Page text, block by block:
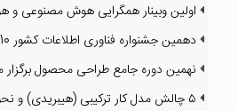
اولین وبینار همگرایی هوش مصنوعی و
دهمین جشنواره فناوری اطلاعات کشور ITweekend10 برگزار شد
نهمین دوره جامع طراحی محصول
۵ چالش مدل کار ترکیبی (هیبریدی) و نحوه غلبه بر آن‌ها (۱)